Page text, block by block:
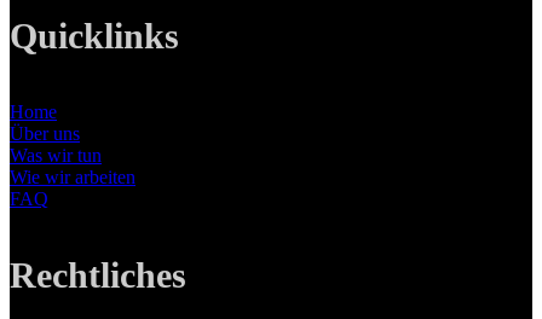
Quicklinks
Home
Über uns
Was wir tun
Wie wir arbeiten
FAQ
Rechtliches